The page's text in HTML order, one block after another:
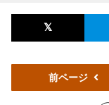
前ページ